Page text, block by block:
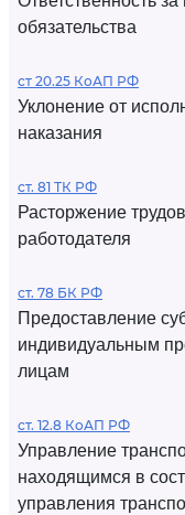
обязательства
ст 20.25 КоАП РФ
Уклонение от
наказания
ст. 81 ТК РФ
Расторжение
работодателя
ст. 78 БК РФ
Предоставление
индивидуальным
лицам
ст. 12.8 КоАП РФ
Управление
находящимся в
управления